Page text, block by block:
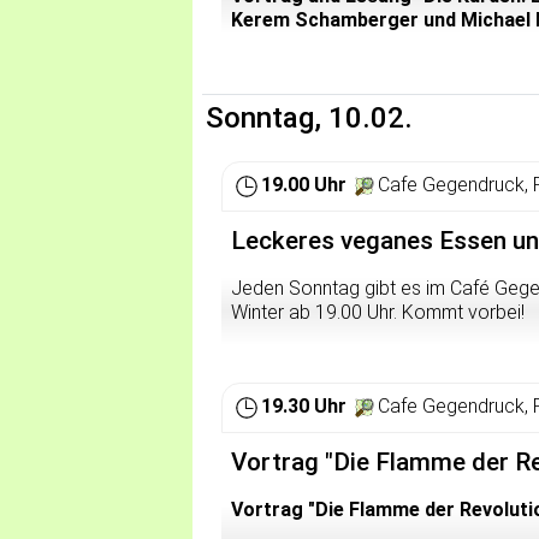
Kerem Schamberger und Michael
Von täglichen Repressionen der
Bürgerkrieg in Syrien - aber auch
Deutschlands, in Form von
PKK.
politische Aktivist Kerem
zwischen Unterdrückung und
Sonntag, 10.02.
19.00 Uhr Cafe Gegendruck,
Leckeres veganes Essen
Jeden Sonntag gibt es im Café
Winter ab 19.00 Uhr. Kommt vorbei!
19.30 Uhr Cafe Gegendruck,
Vortrag "Die Flamme der
Vortrag "Die Flamme der